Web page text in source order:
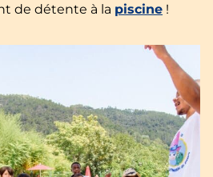
de détente à la piscine !